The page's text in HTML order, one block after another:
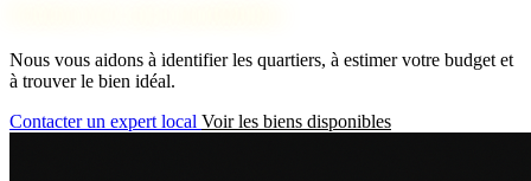
Nous vous aidons à identifier les quartiers, à estimer votre budget et
à trouver le bien idéal.
Contacter un expert local Voir les biens disponibles